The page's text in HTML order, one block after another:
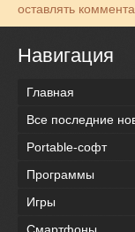
оставлять
Навигация
Главная
Все последние
Portable-софт
Программы
Игры
Смартфоны